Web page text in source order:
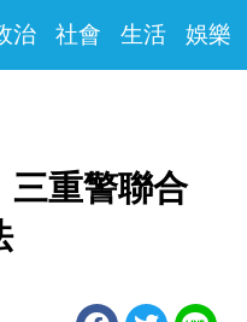
治 社會 生活 娛樂
重警聯合